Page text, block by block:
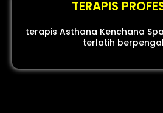
TERAPIS
terapis Asthana Kenchana
terlatih